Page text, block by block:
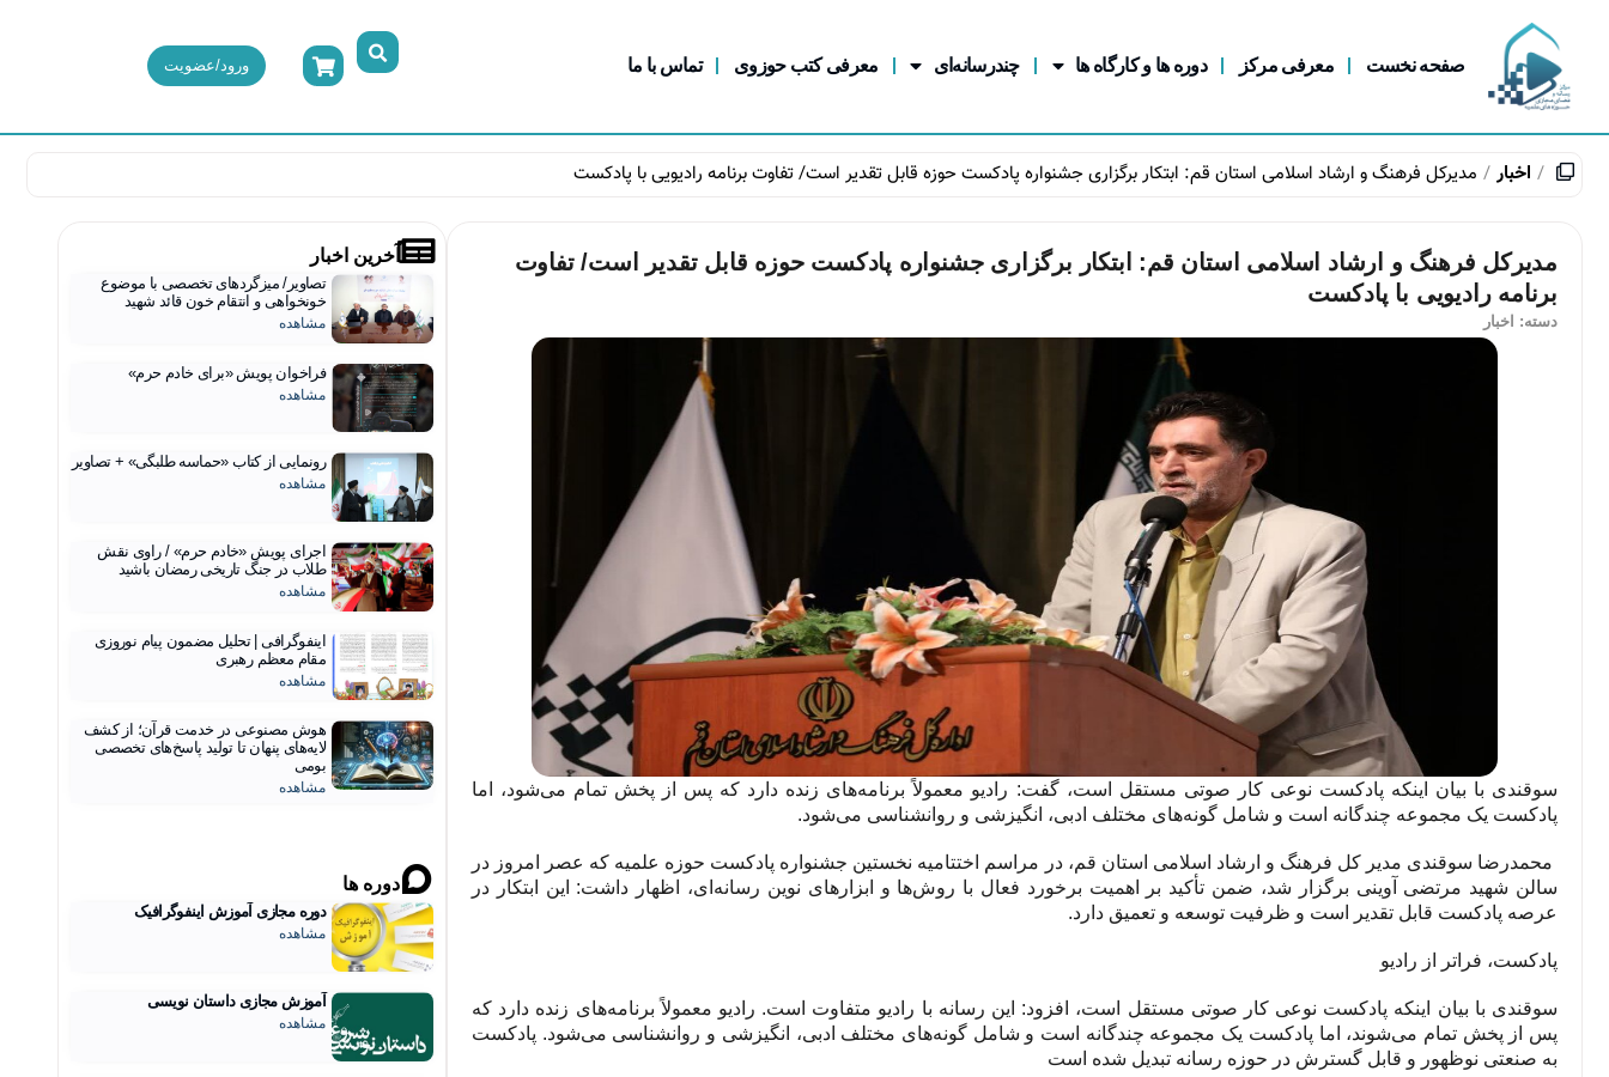
ورود/عضویت صفحه نخست معرفی مرکز دوره ها و کارگاه ها چندرسانه‌ای معرفی کتب حوزوی تماس با ما
اخبار مدیرکل فرهنگ و ارشاد اسلامی استان قم: ابتکار برگزاری جشنواره پادکست حوزه قابل تقدیر است/ تفاوت برنامه رادیویی با پادکست
مدیرکل فرهنگ و ارشاد اسلامی استان قم: ابتکار برگزاری جشنواره پادکست حوزه قابل تقدیر است/ تفاوت
برنامه رادیویی با پادکست
دسته: اخبار
سوقندی با بیان اینکه پادکست نوعی کار صوتی مستقل است، گفت: رادیو معمولاً برنامه‌های زنده دارد که پس از پخش تمام می‌شود، اما
پادکست یک مجموعه چندگانه است و شامل گونه‌های مختلف ادبی، انگیزشی و روانشناسی می‌شود.
محمدرضا سوقندی مدیر کل فرهنگ و ارشاد اسلامی استان قم، در مراسم اختتامیه نخستین جشنواره پادکست حوزه علمیه که عصر امروز در
سالن شهید مرتضی آوینی برگزار شد، ضمن تأکید بر اهمیت برخورد فعال با روش‌ها و ابزارهای نوین رسانه‌ای، اظهار داشت: این ابتکار در
عرصه پادکست قابل تقدیر است و ظرفیت توسعه و تعمیق دارد.
پادکست، فراتر از رادیو
سوقندی با بیان اینکه پادکست نوعی کار صوتی مستقل است، افزود: این رسانه با رادیو متفاوت است. رادیو معمولاً برنامه‌های زنده دارد که
پس از پخش تمام می‌شوند، اما پادکست یک مجموعه چندگانه است و شامل گونه‌های مختلف ادبی، انگیزشی و روانشناسی می‌شود. پادکست
به صنعتی نوظهور و قابل گسترش در حوزه رسانه تبدیل شده است
آخرین اخبار
تصاویر/ میزگردهای تخصصی با موضوع
خونخواهی و انتقام خون قائد شهید
مشاهده
فراخوان پویش «برای خادم حرم»
مشاهده
رونمایی از کتاب «حماسه طلبگی» + تصاویر
مشاهده
اجرای پویش «خادم حرم» / راوی نقش
طلاب در جنگ تاریخی رمضان باشید
مشاهده
اینفوگرافی | تحلیل مضمون پیام نوروزی
مقام معظم رهبری
مشاهده
هوش مصنوعی در خدمت قرآن؛ از کشف
لایه‌های پنهان تا تولید پاسخ‌های تخصصی
بومی
مشاهده
دوره ها
دوره مجازی آموزش اینفوگرافیک
مشاهده
آموزش مجازی داستان نویسی
مشاهده